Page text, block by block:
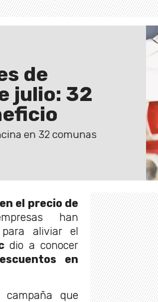
de
julio: 32
en 32 comunas
en el precio de
han
aliviar el
dio a conocer
en
que